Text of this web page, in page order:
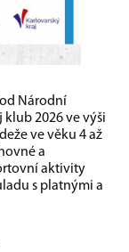
od Národní
2026 ve výši
ve věku 4 až
a
aktivity
s platnými a